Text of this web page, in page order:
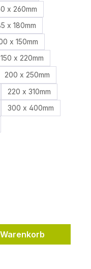
x 260mm
x 180mm
x 150mm
150 x 220mm
200 x 250mm
220 x 310mm
300 x 400mm